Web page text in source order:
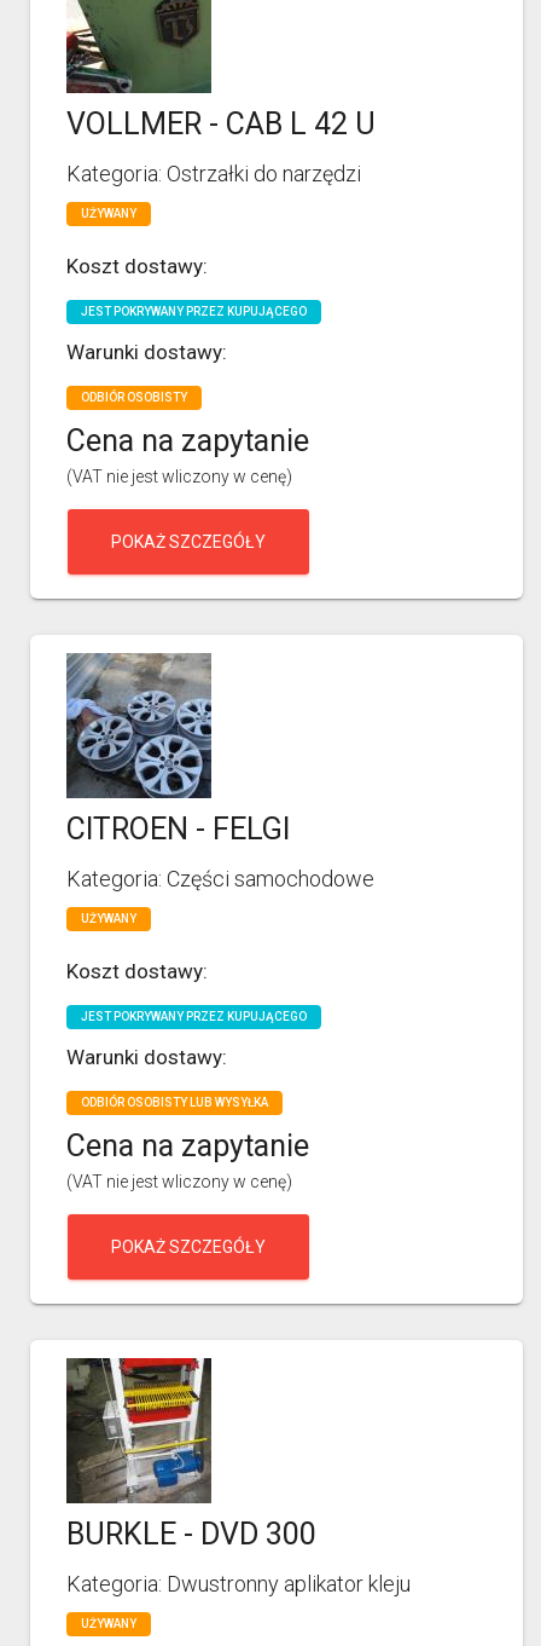
VOLLMER - CAB L 42 U
Kategoria: Ostrzałki do narzędzi
UŻYWANY
Koszt dostawy:
JEST POKRYWANY PRZEZ KUPUJĄCEGO
Warunki dostawy:
ODBIÓR OSOBISTY
Cena na zapytanie
(VAT nie jest wliczony w cenę)
POKAŻ SZCZEGÓŁY
CITROEN - FELGI
Kategoria: Części samochodowe
UŻYWANY
Koszt dostawy:
JEST POKRYWANY PRZEZ KUPUJĄCEGO
Warunki dostawy:
ODBIÓR OSOBISTY LUB WYSYŁKA
Cena na zapytanie
(VAT nie jest wliczony w cenę)
POKAŻ SZCZEGÓŁY
BURKLE - DVD 300
Kategoria: Dwustronny aplikator kleju
UŻYWANY